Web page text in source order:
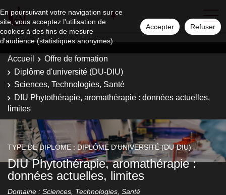
En poursuivant votre navigation sur ce
site, vous acceptez l'utilisation de
cookies à des fins de mesure
d'audience (statistiques anonymes).
Accepter Refuser
Accueil
Offre de formation
Diplôme d'université (DU-DIU)
Sciences, Technologies, Santé
DIU Phytothérapie, aromathérapie : données actuelles,
limites
TYPE DE DIPLOME : DIPLÔME D'UNIVERSITÉ (DU-DIU)
DIU Phytothérapie, aromathérapie :
données actuelles, limites
Domaine : Sciences, Technologies, Santé